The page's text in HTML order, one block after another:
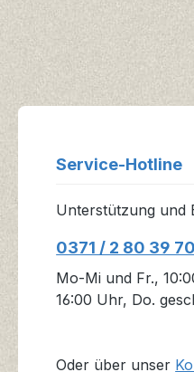
Service-Hotline
Unterstützung und
0371 / 2 80 39 70
Mo-Mi und Fr.,
16:00 Uhr, Do.
Oder über unser